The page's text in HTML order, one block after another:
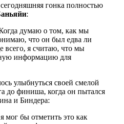
гонка полностью
:
думаю о том, как мы
что он был едва ли
я считаю, что мы
информацию для
улыбнуться своей смелой
до финиша, когда он пытался
и Биндера:
мог бы отметить это как